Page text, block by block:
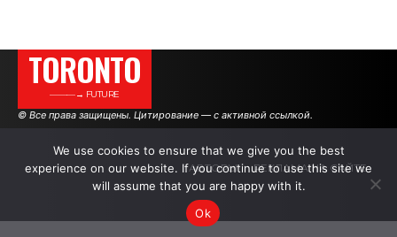
TORONTO
———→ FUTURE
© Все права защищены. Цитирование — с активной ссылкой.
АВТОРЫ РЕКЛАМА НА САЙТЕ
We use cookies to ensure that we give you the best
experience on our website. If you continue to use this site we
will assume that you are happy with it.
Ok